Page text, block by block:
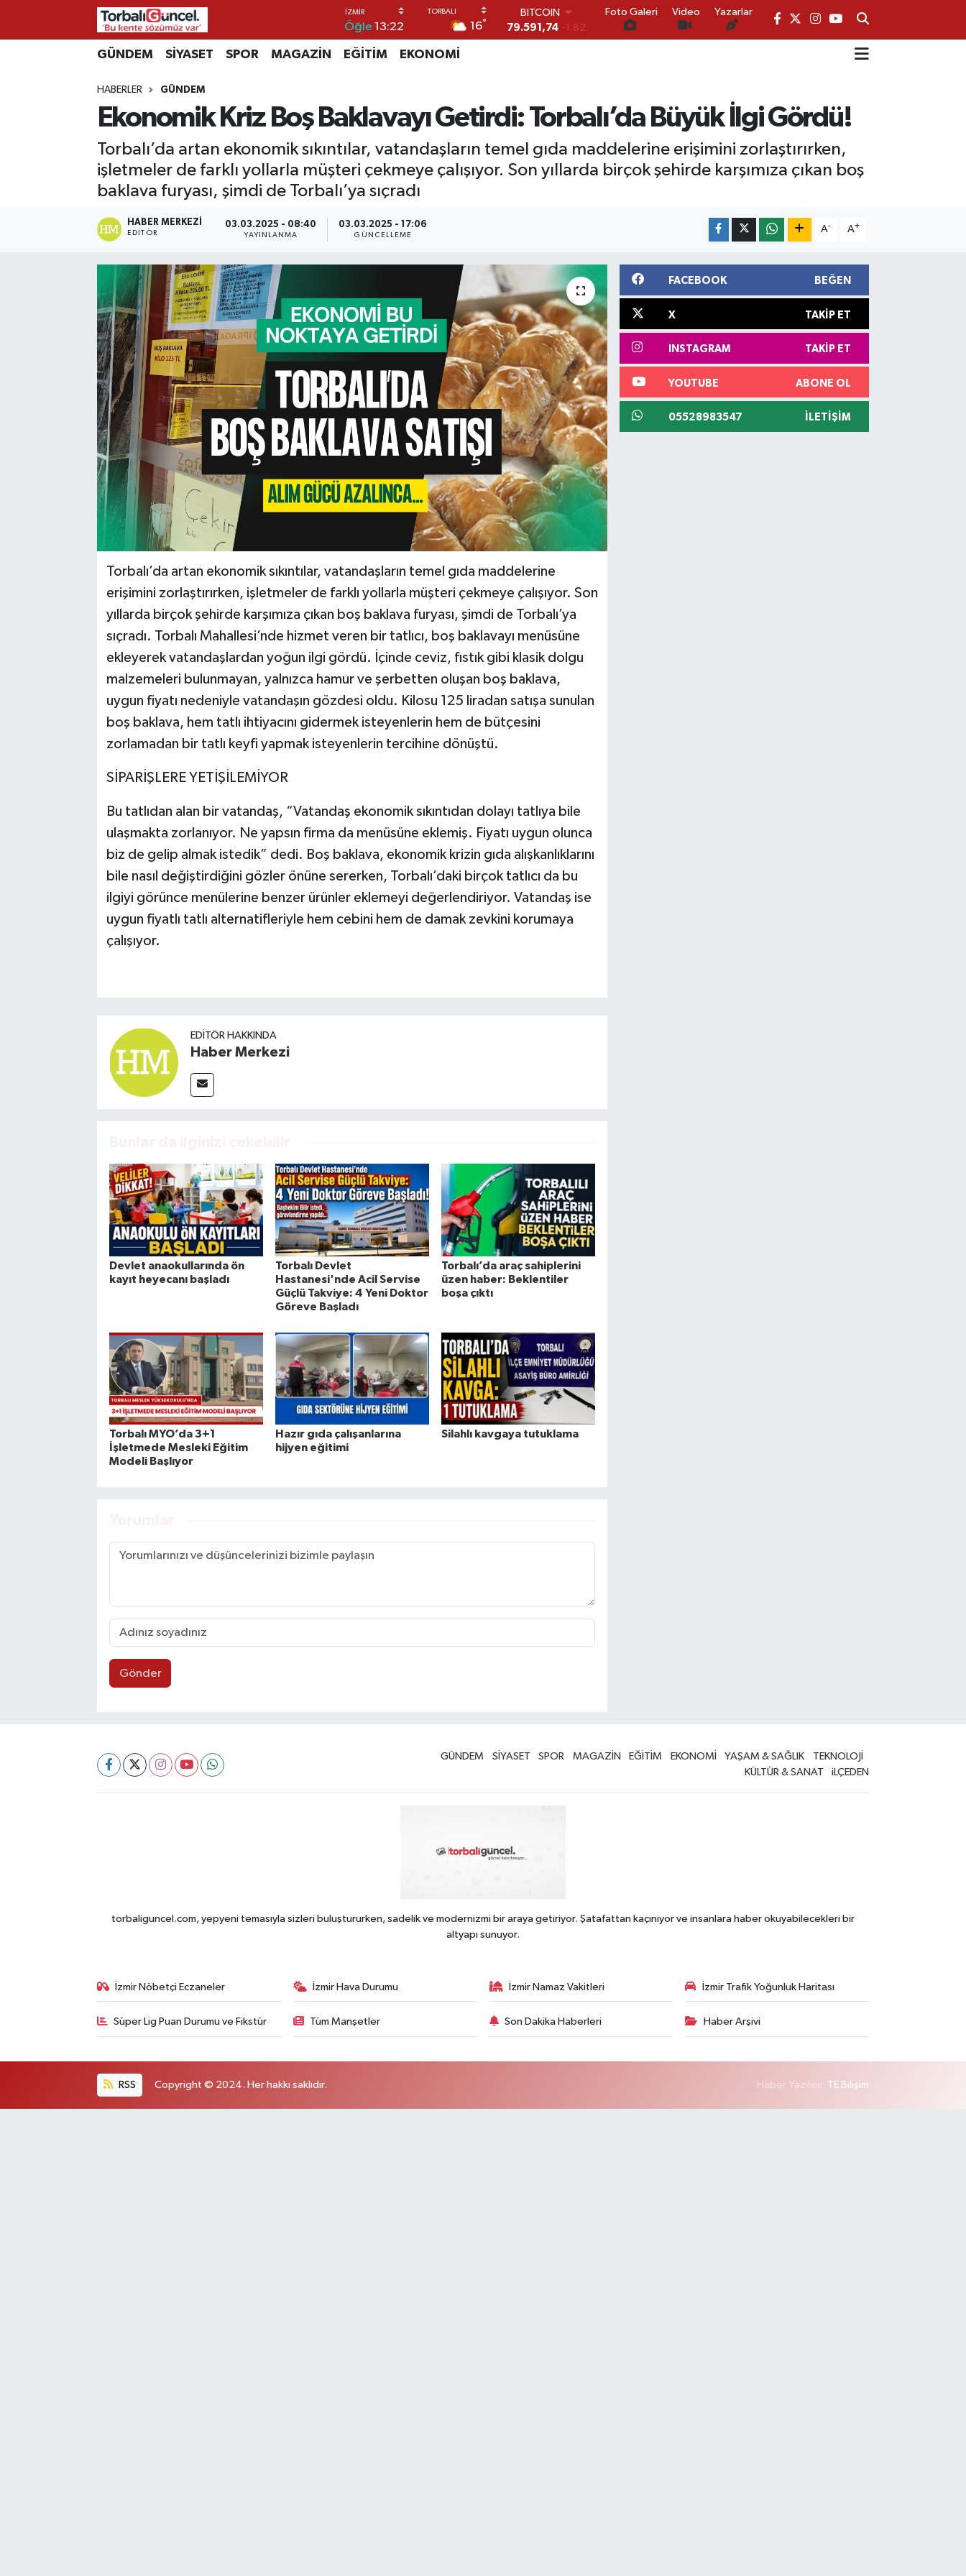
Öğle 13:22 16°
DOLAR
45,43620 0.02
EURO
6862,09000 0.19
14.598,00 0
BITCOIN
79.591,74 -1.82
Foto Galeri Video Yazarlar
GÜNDEM SİYASET SPOR MAGAZİN EĞİTİM EKONOMİ
HABERLER GÜNDEM
Ekonomik Kriz Boş Baklavayı Getirdi: Torbalı’da Büyük İlgi Gördü!
Torbalı’da artan ekonomik sıkıntılar, vatandaşların temel gıda maddelerine erişimini zorlaştırırken,
işletmeler de farklı yollarla müşteri çekmeye çalışıyor. Son yıllarda birçok şehirde karşımıza çıkan boş
baklava furyası, şimdi de Torbalı’ya sıçradı
HABER MERKEZI
EDITÖR
03.03.2025 - 08:40
YAYINLANMA
03.03.2025 - 17:06
GÜNCELLEME
A- A+
Torbalı’da artan ekonomik sıkıntılar, vatandaşların temel gıda maddelerine
erişimini zorlaştırırken, işletmeler de farklı yollarla müşteri çekmeye çalışıyor. Son
yıllarda birçok şehirde karşımıza çıkan boş baklava furyası, şimdi de Torbalı’ya
sıçradı. Torbalı Mahallesi’nde hizmet veren bir tatlıcı, boş baklavayı menüsüne
ekleyerek vatandaşlardan yoğun ilgi gördü. İçinde ceviz, fıstık gibi klasik dolgu
malzemeleri bulunmayan, yalnızca hamur ve şerbetten oluşan boş baklava,
uygun fiyatı nedeniyle vatandaşın gözdesi oldu. Kilosu 125 liradan satışa sunulan
boş baklava, hem tatlı ihtiyacını gidermek isteyenlerin hem de bütçesini
zorlamadan bir tatlı keyfi yapmak isteyenlerin tercihine dönüştü.
SİPARİŞLERE YETİŞİLEMİYOR
Bu tatlıdan alan bir vatandaş, “Vatandaş ekonomik sıkıntıdan dolayı tatlıya bile
ulaşmakta zorlanıyor. Ne yapsın firma da menüsüne eklemiş. Fiyatı uygun olunca
biz de gelip almak istedik” dedi. Boş baklava, ekonomik krizin gıda alışkanlıklarını
bile nasıl değiştirdiğini gözler önüne sererken, Torbalı’daki birçok tatlıcı da bu
ilgiyi görünce menülerine benzer ürünler eklemeyi değerlendiriyor. Vatandaş ise
uygun fiyatlı tatlı alternatifleriyle hem cebini hem de damak zevkini korumaya
çalışıyor.
EDITÖR HAKKINDA
Haber Merkezi
Devlet anaokullarında ön
kayıt heyecanı başladı
Torbalı Devlet
Hastanesi'nde Acil Servise
Güçlü Takviye: 4 Yeni Doktor
Göreve Başladı
Torbalı’da araç sahiplerini
üzen haber: Beklentiler
boşa çıktı
Torbalı MYO’da 3+1
İşletmede Mesleki Eğitim
Modeli Başlıyor
Hazır gıda çalışanlarına
hijyen eğitimi
Silahlı kavgaya tutuklama
Gönder
FACEBOOK BEĞEN
X TAKIP ET
INSTAGRAM TAKIP ET
YOUTUBE ABONE OL
05528983547 İLETIŞIM
GÜNDEM SİYASET SPOR MAGAZİN EĞİTİM EKONOMİ YAŞAM & SAĞLIK
TEKNOLOJİ
KÜLTÜR & SANAT
iLÇEDEN
torbaliguncel.com, yepyeni temasıyla sizleri buluştururken, sadelik ve modernizmi bir araya getiriyor. Şatafattan kaçınıyor ve insanlara haber okuyabilecekleri bir
altyapı sunuyor.
İzmir Nöbetçi Eczaneler İzmir Hava Durumu İzmir Namaz Vakitleri İzmir Trafik Yoğunluk Haritası
Süper Lig Puan Durumu ve Fikstür Tüm Manşetler Son Dakika Haberleri Haber Arşivi
RSS Copyright © 2024. Her hakkı saklıdır. Haber Yazılımı: TE Bilişim
İzmir Nöbetçi Eczaneler
İzmir Hava Durumu
İzmir Namaz Vakitleri
İzmir Trafik Yoğunluk Haritası
Süper Lig Puan Durumu ve Fikstür
Tüm Manşetler
Son Dakika Haberleri
Haber Arşivi